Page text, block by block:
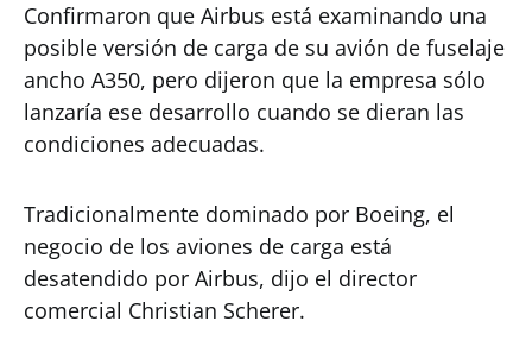
Confirmaron que Airbus está examinando una
posible versión de carga de su avión de fuselaje
ancho A350, pero dijeron que la empresa sólo
lanzaría ese desarrollo cuando se dieran las
condiciones adecuadas.
Tradicionalmente dominado por Boeing, el
negocio de los aviones de carga está
desatendido por Airbus, dijo el director
comercial Christian Scherer.